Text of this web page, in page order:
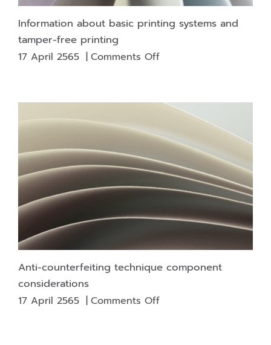
Information about basic printing systems and
tamper-free printing
17 April 2565 | Comments Offon
basic
printing
systems
and
tamper-
free
printing
Anti-counterfeiting technique component
considerations
17 April 2565 | Comments Offon